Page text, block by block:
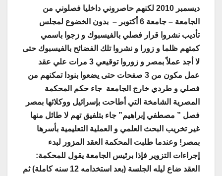
ديسمبر 2010 لكنهم حاصروني داخليا فصلوني من
الجامعة – جامعة 6 أكتوبر – بدون الخضوع لمجلس
تأديب نشروا قرار فصلي بالفيسبوك و زجوا باسمي
كمتهم ظلما و زورا و نشروا تلك الفضائح بالفيسبوك حتى
لا أجد عملاً بمصر و زوروا توقيعي 3 مرات علي عقد
عمل مكون من 3 صفحات حتى يضعوا بنودا تمكنهم من
فصلي و طردي خارج الجامعة جاء حكم المحكمة
المصرية الشامخة التي أطاحت بإسرائيل ووكلائها بمصر
فصل ” مصطفي إبراهيم” جاء بتلفيق تهم لا طائل منها
غير تخريب البحث العلمي و العملية التعليمية بأسرها
بمصر! وعندما طلبت المحكمة العقد المزور لبدء
إجراءات التزوير فإذا برئيس الجامعة يقول للمحكمة:
العقد ضاع ليله الجلسة (بعد استخدامه 12 سنه كاملة) ثم